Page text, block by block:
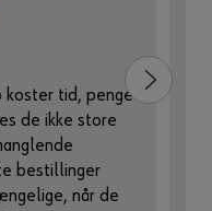
tid, penge
de ikke store
bestillinger
når de